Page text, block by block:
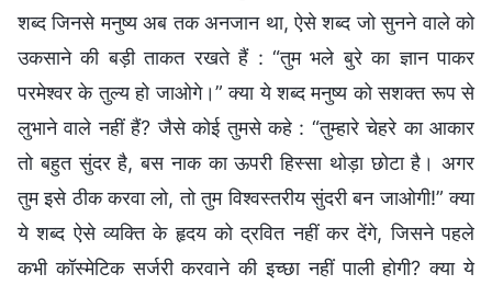
शब्द जिनसे मनुष्य अब तक अनजान था, ऐसे शब्द जो सुनने वाले को
उकसाने की बड़ी ताकत रखते हैं : “तुम भले बुरे का ज्ञान पाकर
परमेश्वर के तुल्य हो जाओगे।” क्या ये शब्द मनुष्य को सशक्त रूप से
लुभाने वाले नहीं हैं? जैसे कोई तुमसे कहे : “तुम्हारे चेहरे का आकार
तो बहुत सुंदर है, बस नाक का ऊपरी हिस्सा थोड़ा छोटा है। अगर
तुम इसे ठीक करवा लो, तो तुम विश्वस्तरीय सुंदरी बन जाओगी!” क्या
ये शब्द ऐसे व्यक्ति के हृदय को द्रवित नहीं कर देंगे, जिसने पहले
कभी कॉस्मेटिक सर्जरी करवाने की इच्छा नहीं पाली होगी? क्या ये